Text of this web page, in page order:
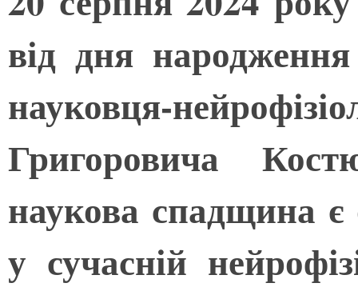
від дня
науковця-
Григоровича
наукова спадщина
у сучасній